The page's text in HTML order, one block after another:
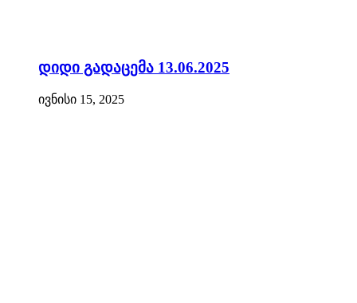
დიდი გადაცემა 13.06.2025
ივნისი 15, 2025